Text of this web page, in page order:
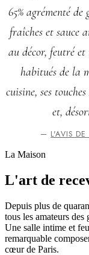
65% agrémenté
fraîches et sauce
au décor, feutré
habitués de la
cuisine, ses
et,
— L'AVIS
La Maison
L'art de
Depuis plus de
tous les amateurs des
Une salle intime et
remarquable
cœur de Paris.